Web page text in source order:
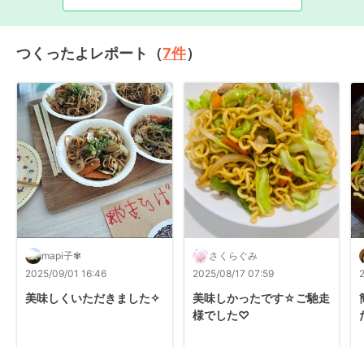
つくったよレポート（7件）
mapi子✾
2025/09/01 16:46
美味しくいただきました✧
さくらぐみ
2025/08/17 07:59
美味しかったです☆ご馳走
様でした♡